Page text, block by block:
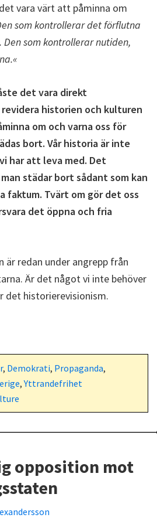
vara värt att påminna om
som kontrollerar det förflutna
som kontrollerar nutiden,
det vara direkt
historien och kulturen
om och varna oss för
bort. Vår historia är inte
har att leva med. Det
städar bort sådant som kan
faktum. Tvärt om gör det oss
det öppna och fria
är redan under angrepp från
Är det något vi inte behöver
det historierevisionism.
, Demokrati, Propaganda,
,Yttrandefrihet
opposition mot